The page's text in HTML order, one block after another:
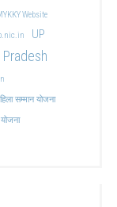
Website
UP
सम्मान योजना